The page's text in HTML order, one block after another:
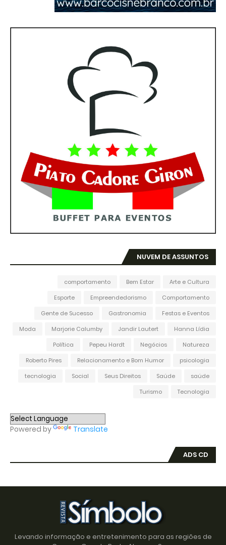
NUVEM DE ASSUNTOS
Arte e Cultura
Bem Estar
comportamento
Comportamento
Empreendedorismo
Esporte
Festas e Eventos
Gastronomia
Gente de Sucesso
Hanna Lídia
Jandir Lautert
Marjorie Calumby
Moda
Natureza
Negócios
Pepeu Hardt
Política
psicologia
Relacionamento e Bom Humor
Roberto Pires
saúde
Saúde
Seus Direitos
Social
tecnologia
Tecnologia
Turismo
Powered by Translate
ADS CD
Levando informação e entretenimento para as regiões de